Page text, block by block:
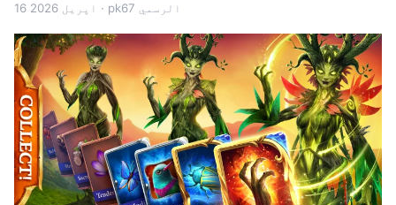
16 اپریل 2026 · pk67 الرسمي